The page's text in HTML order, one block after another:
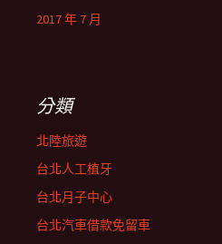
2017 年 7 月
分類
北陸旅遊
台北人工植牙
台北月子中心
台北汽車借款免留車